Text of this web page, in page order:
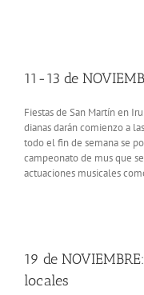
11-13 de
Fiestas de San Martín en
dianas darán comienzo a
todo el fin de semana se
campeonato de mus que
actuaciones musicales
19 de
locales